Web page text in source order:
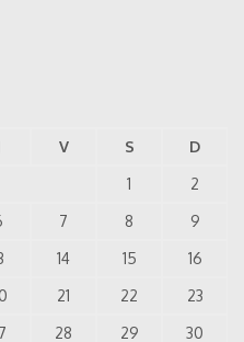
V S
D
1
2
7 8
9
14 15
16
21 22
23
28 29 30